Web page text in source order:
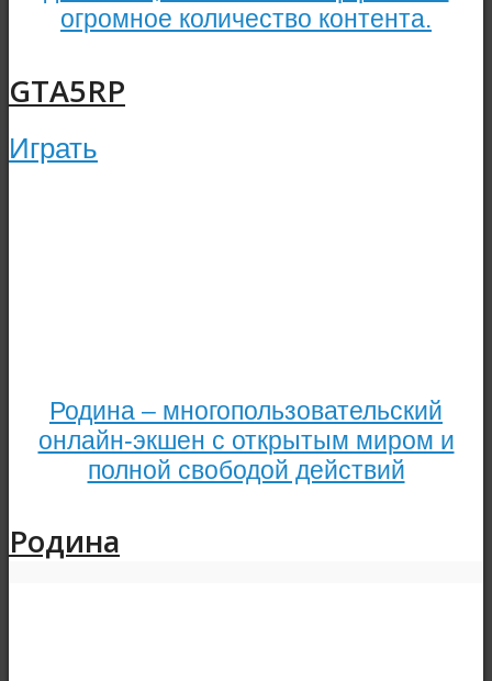
огромное количество контента.
GTA5RP
Играть
Родина – многопользовательский
онлайн-экшен с открытым миром и
полной свободой действий
Родина